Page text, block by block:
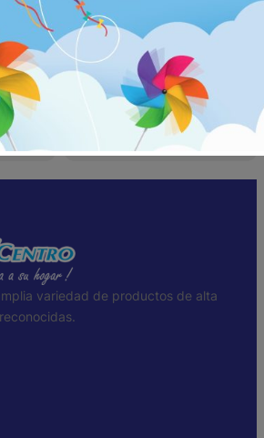
y
Entrega a domicilio
Puedes recibir tus compras
directamente en tu puerta
variedad de productos de alta